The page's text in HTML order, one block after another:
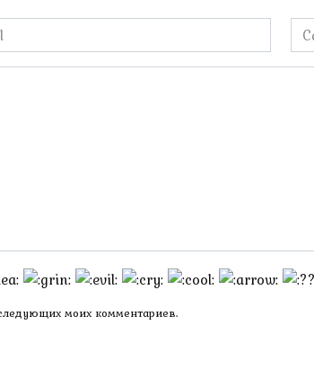
моих комментариев.